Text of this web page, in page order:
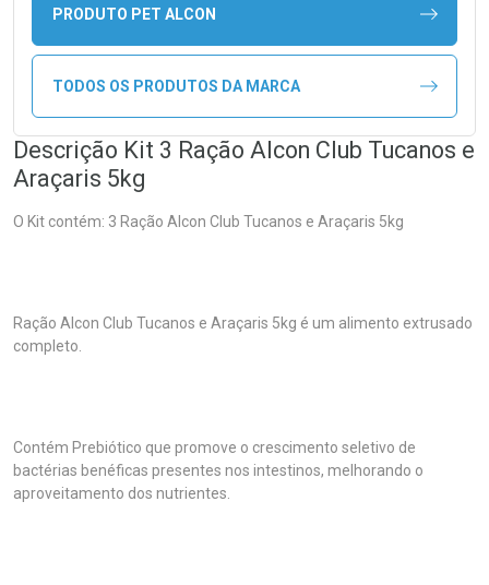
PRODUTO PET ALCON
TODOS OS PRODUTOS DA MARCA
Descrição Kit 3 Ração Alcon Club Tucanos e
Araçaris 5kg
O Kit contém: 3 Ração Alcon Club Tucanos e Araçaris 5kg
Ração Alcon Club Tucanos e Araçaris 5kg é um alimento extrusado
completo.
Contém Prebiótico que promove o crescimento seletivo de
bactérias benéficas presentes nos intestinos, melhorando o
aproveitamento dos nutrientes.